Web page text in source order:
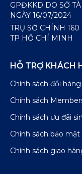
GPĐKKD DO SỞ
NGÀY 16/07/2024
TRỤ SỞ CHÍNH
TP HỒ CHÍ MINH
HỖ TRỢ KHÁCH
Chính sách đổi
Chính sách
Chính sách ưu đãi
Chính sách bảo mật
Chính sách giao